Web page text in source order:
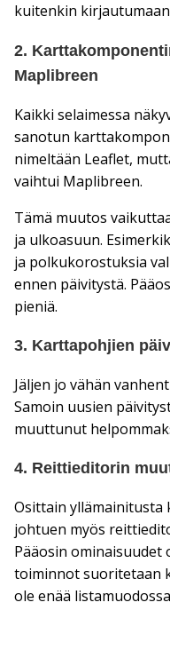
kuitenkin
2.
Maplibreen
Kaikki selaimessa
sanotun
nimeltään Leaflet,
vaihtui Maplibreen.
Tämä muutos
ja ulkoasuun.
ja polkukorostuksia
ennen päivitystä.
pieniä.
3. Karttapohjien
Jäljen jo vähän
Samoin uusien
muuttunut
4. Reittieditorin
Osittain
johtuen myös
Pääosin ominaisuudet
toiminnot suoritetaan
ole enää